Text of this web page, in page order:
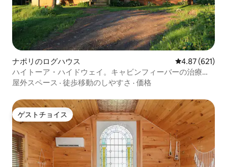
ナポリのログハウス レビュー621
4.87 (621)
ハイトーア・ハイドウェイ。キャビンフィーバーの治療
法。
屋外スペース · 徒歩移動のしやすさ · 価格
ゲストチョイス
ゲストチョイス